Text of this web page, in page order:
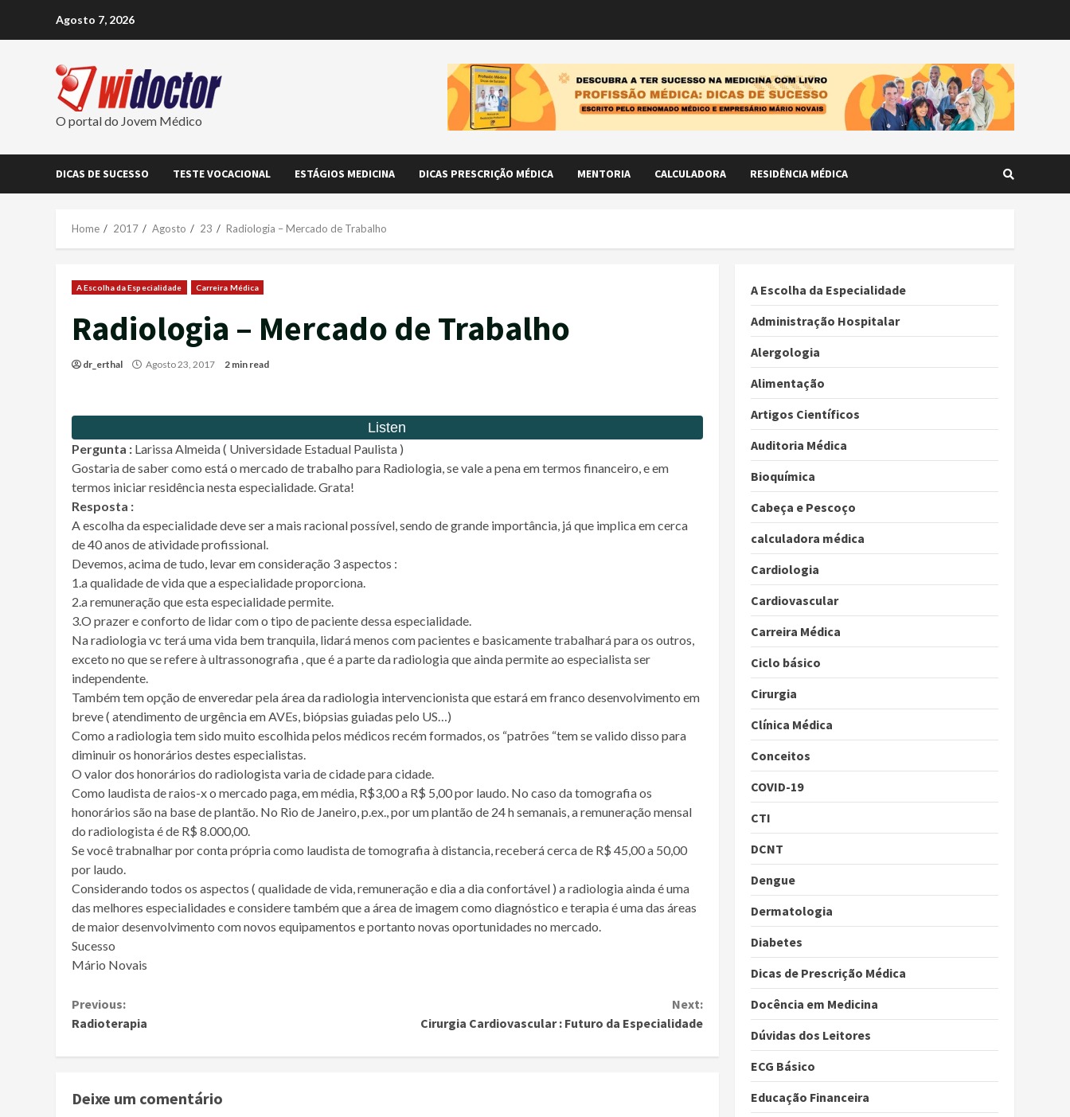
Agosto 7, 2026
O portal do Jovem Médico
DICAS DE SUCESSO TESTE VOCACIONAL ESTÁGIOS MEDICINA DICAS PRESCRIÇÃO MÉDICA MENTORIA CALCULADORA RESIDÊNCIA MÉDICA
Home 2017 Agosto 23 Radiologia – Mercado de Trabalho
A Escolha da Especialidade Carreira Médica
Radiologia – Mercado de Trabalho
dr_erthal Agosto 23, 2017 2 min read
Pergunta : Larissa Almeida ( Universidade Estadual Paulista )
Gostaria de saber como está o mercado de trabalho para Radiologia, se vale a pena em termos financeiro, e em
termos iniciar residência nesta especialidade. Grata!
Resposta :
A escolha da especialidade deve ser a mais racional possível, sendo de grande importância, já que implica em cerca
de 40 anos de atividade profissional.
Devemos, acima de tudo, levar em consideração 3 aspectos :
1.a qualidade de vida que a especialidade proporciona.
2.a remuneração que esta especialidade permite.
3.O prazer e conforto de lidar com o tipo de paciente dessa especialidade.
Na radiologia vc terá uma vida bem tranquila, lidará menos com pacientes e basicamente trabalhará para os outros,
exceto no que se refere à ultrassonografia , que é a parte da radiologia que ainda permite ao especialista ser
independente.
Também tem opção de enveredar pela área da radiologia intervencionista que estará em franco desenvolvimento em
breve ( atendimento de urgência em AVEs, biópsias guiadas pelo US…)
Como a radiologia tem sido muito escolhida pelos médicos recém formados, os “patrões “tem se valido disso para
diminuir os honorários destes especialistas.
O valor dos honorários do radiologista varia de cidade para cidade.
Como laudista de raios-x o mercado paga, em média, R$3,00 a R$ 5,00 por laudo. No caso da tomografia os
honorários são na base de plantão. No Rio de Janeiro, p.ex., por um plantão de 24 h semanais, a remuneração mensal
do radiologista é de R$ 8.000,00.
Se você trabnalhar por conta própria como laudista de tomografia à distancia, receberá cerca de R$ 45,00 a 50,00
por laudo.
Considerando todos os aspectos ( qualidade de vida, remuneração e dia a dia confortável ) a radiologia ainda é uma
das melhores especialidades e considere também que a área de imagem como diagnóstico e terapia é uma das áreas
de maior desenvolvimento com novos equipamentos e portanto novas oportunidades no mercado.
Sucesso
Mário Novais
Continue
Reading
Previous:
Radioterapia
Next:
Cirurgia Cardiovascular : Futuro da Especialidade
Deixe um comentário
A Escolha da Especialidade
Administração Hospitalar
Alergologia
Alimentação
Artigos Científicos
Auditoria Médica
Bioquímica
Cabeça e Pescoço
calculadora médica
Cardiologia
Cardiovascular
Carreira Médica
Ciclo básico
Cirurgia
Clínica Médica
Conceitos
COVID-19
CTI
DCNT
Dengue
Dermatologia
Diabetes
Dicas de Prescrição Médica
Docência em Medicina
Dúvidas dos Leitores
ECG Básico
Educação Financeira